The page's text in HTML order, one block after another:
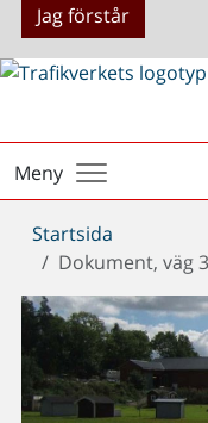
Jag förstår
Meny
Du
är
här:
Startsida
Dokument, väg